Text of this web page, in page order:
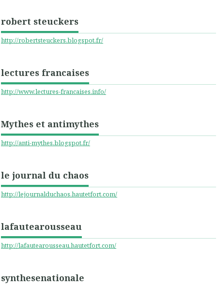
robert steuckers
http://robertsteuckers.blogspot.fr/
lectures francaises
http://www.lectures-francaises.info/
Mythes et antimythes
http://anti-mythes.blogspot.fr/
le journal du chaos
http://lejournalduchaos.hautetfort.com/
lafautearousseau
http://lafautearousseau.hautetfort.com/
synthesenationale